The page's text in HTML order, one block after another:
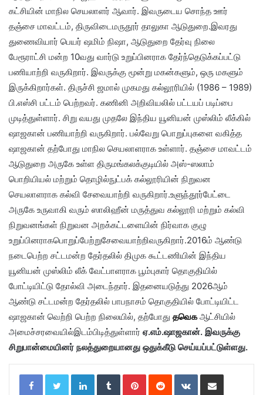
கட்சியின் மாநில செயலாளர் ஆவார். இவருடைய சொந்த ஊர்
தஞ்சை மாவட்டம், திருவிடைமருதூர் தாலுகா ஆடுதுறை.இவரது
துணைவியார் பெயர் ஷமிம் நிஷா, ஆடுதுறை தேர்வு நிலை
பேரூராட்சி மன்ற 10வது வார்டு உறுப்பினராக தேர்ந்தெடுக்கப்பட்டு
பணியாற்றி வருகிறார். இவருக்கு மூன்று மகன்களும், ஒரு மகளும்
இருக்கிறார்கள். திருச்சி ஜமால் முகமது கல்லூரியில் (1986 – 1989)
பி.எஸ்சி பட்டம் பெற்றவர். கணினி அறிவியலில் பட்டயப் படிப்பை
முடித்துள்ளார். சிறு வயது முதலே இந்திய யூனியன் முஸ்லிம் லீக்கில்
ஷாஜகான் பணியாற்றி வருகிறார். பல்வேறு பொறுப்புகளை வகித்த
ஷாஜகான் தற்போது மாநில செயலாளராக உள்ளார். தஞ்சை மாவட்டம்
ஆடுதுறை அருகே உள்ள திருமங்கலக்குடியில் அஸ்-ஸலாம்
பொறியியல் மற்றும் தொழில்நுட்பக் கல்லூரியின் நிறுவன
செயலாளராக கல்வி சேவையாற்றி வருகிறார்.உளுந்தூர்பேட்டை
அருகே உருவாகி வரும் ஸாலிஹீன் மருத்துவ கல்லூரி மற்றும் கல்வி
நிறுவனங்கள் நிறுவன அறக்கட்டளையின் நிர்வாக குழு
உறுப்பினராகபொறுப்பேற்றுசேவையாற்றிவருகிறார்.2016ம் ஆண்டு
நடைபெற்ற சட்டமன்ற தேர்தலில் திமுக கூட்டணியின் இந்திய
யூனியன் முஸ்லிம் லீக் வேட்பாளராக பூம்புகார் தொகுதியில்
போட்டியிட்டு தோல்வி அடைந்தார். இதனையடுத்து 2026ஆம்
ஆண்டு சட்டமன்ற தேர்தலில் பாபநாசம் தொகுதியில் போட்டியிட்ட
ஷாஜகான் வெற்றி பெற்ற நிலையில், தற்போது தவெகஆட்சியில்
அமைச்சரவையில்இடம்பிடித்துள்ளார் ஏ.எம்.ஷாஜகான். இவருக்கு
சிறுபான்மையினர் நலத்துறையானது ஒதுக்கீடு செய்யப்பட்டுள்ளது.
LinkedIn Tumblr Pinterest Reddit VKontakte